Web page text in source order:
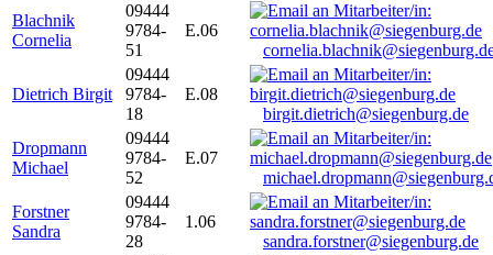
Blachnik
Cornelia
09444
9784-
51
E.06
Dietrich Birgit
09444
9784-
18
E.08
birgit.dietrich@siegenburg.de
Dropmann
Michael
09444
9784-
52
E.07
Forstner
Sandra
09444
9784-
28
1.06
sandra.forstner@siegenburg.de